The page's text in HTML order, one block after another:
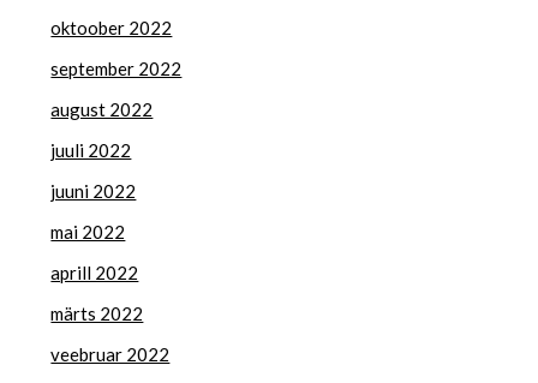
oktoober 2022
september 2022
august 2022
juuli 2022
juuni 2022
mai 2022
aprill 2022
märts 2022
veebruar 2022